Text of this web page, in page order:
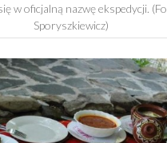
w oficjalną nazwę ekspedycji.
Sporyszkiewicz)